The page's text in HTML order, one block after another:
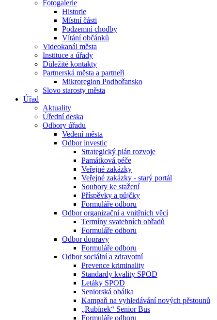
Fotogalerie
Historie
Místní části
Podzemní chodby
Vítání občánků
Videokanál města
Instituce a úřady
Důležité kontakty
Partnerská města a partneři
Mikroregion Podbořansko
Slovo starosty města
Úřad
Aktuality
Úřední deska
Odbory úřadu
Vedení města
Odbor investic
Strategický plán rozvoje
Památková péče
Veřejné zakázky
Veřejné zakázky - starý portál
Soubory ke stažení
Příspěvky a půjčky
Formuláře odboru
Odbor organizační a vnitřních věcí
Termíny svatebních obřadů
Formuláře odboru
Odbor dopravy
Formuláře odboru
Odbor sociální a zdravotní
Prevence kriminality
Standardy kvality SPOD
Letáky SPOD
Seniorská obálka
Kampaň na vyhledávání nových pěstounů
„Rubínek“ Senior Bus
Formuláře odboru